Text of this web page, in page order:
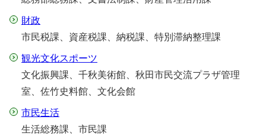
財政
市民税課、資産税課、納税課、特別滞納整理課
観光文化スポーツ
文化振興課、千秋美術館、秋田市民交流プラザ管理
室、佐竹史料館、文化会館
市民生活
生活総務課、市民課